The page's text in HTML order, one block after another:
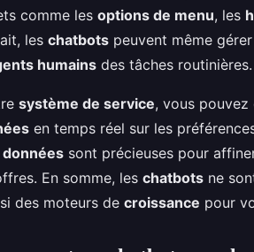
comme les options de menu, les
les chatbots peuvent même
humains des tâches routinières.
système de service, vous pouvez
en temps réel sur les
données sont précieuses pour
En somme, les chatbots ne
des moteurs de croissance pour